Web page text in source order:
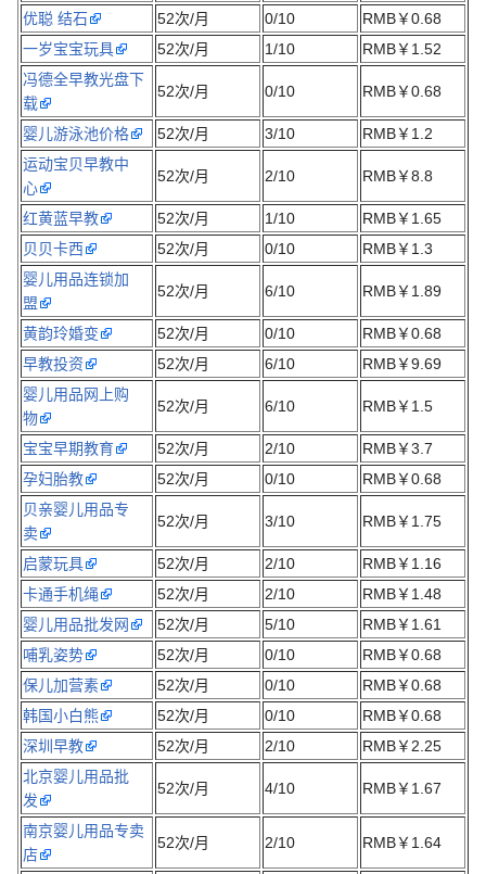
优聪 结石 52次/月 0/10
RMB￥0.68
一岁宝宝玩具
52次/月 1/10
RMB￥1.52
冯德全早教光盘下
载
52次/月 0/10 RMB￥0.68
婴儿游泳池价格 52次/月 3/10
RMB￥1.2
运动宝贝早教中
心
52次/月 2/10 RMB￥8.8
红黄蓝早教 52次/月 1/10
RMB￥1.65
贝贝卡西
52次/月 0/10
RMB￥1.3
婴儿用品连锁加
盟
52次/月 6/10 RMB￥1.89
黄韵玲婚变 52次/月 0/10
RMB￥0.68
早教投资
52次/月 6/10
RMB￥9.69
婴儿用品网上购
物
52次/月 6/10 RMB￥1.5
宝宝早期教育 52次/月 2/10
RMB￥3.7
孕妇胎教
52次/月 0/10
RMB￥0.68
贝亲婴儿用品专
卖
52次/月 3/10 RMB￥1.75
启蒙玩具 52次/月 2/10
RMB￥1.16
卡通手机绳
52次/月 2/10
RMB￥1.48
婴儿用品批发网
52次/月 5/10
RMB￥1.61
哺乳姿势
52次/月 0/10
RMB￥0.68
保儿加营素
52次/月 0/10
RMB￥0.68
韩国小白熊
52次/月 0/10
RMB￥0.68
深圳早教
52次/月 2/10
RMB￥2.25
北京婴儿用品批
发
52次/月 4/10 RMB￥1.67
南京婴儿用品专卖
店
52次/月 2/10 RMB￥1.64